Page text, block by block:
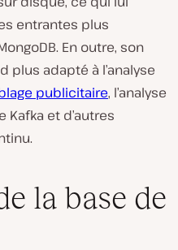
entrantes plus
En outre, son
plus adapté à l’analyse
publicitaire, l’analyse
Kafka et d’autres
la base de